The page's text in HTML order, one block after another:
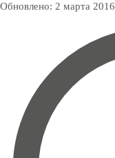
Обновлено: 2 марта 2016